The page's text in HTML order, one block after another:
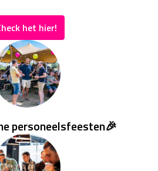
het hier!
personeelsfeesten🎉